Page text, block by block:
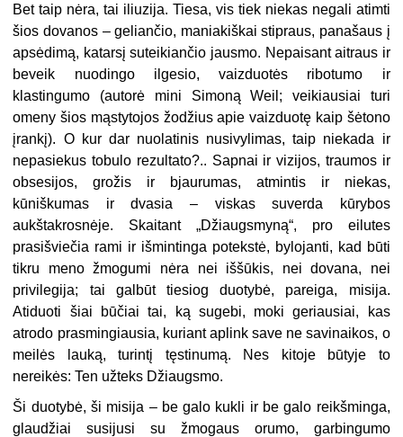
Bet taip nėra, tai iliuzija. Tiesa, vis tiek niekas negali atimti
šios dovanos – geliančio, maniakiškai stipraus, panašaus į
apsėdimą, katarsį suteikiančio jausmo. Nepaisant aitraus ir
beveik nuodingo ilgesio, vaizduotės ribotumo ir
klastingumo (autorė mini Simoną Weil; veikiausiai turi
omeny šios mąstytojos žodžius apie vaizduotę kaip šėtono
įrankį). O kur dar nuolatinis nusivylimas, taip niekada ir
nepasiekus tobulo rezultato?.. Sapnai ir vizijos, traumos ir
obsesijos, grožis ir bjaurumas, atmintis ir niekas,
kūniškumas ir dvasia – viskas suverda kūrybos
aukštakrosnėje. Skaitant „Džiaugsmyną“, pro eilutes
prasišviečia rami ir išmintinga potekstė, bylojanti, kad būti
tikru meno žmogumi nėra nei iššūkis, nei dovana, nei
privilegija; tai galbūt tiesiog duotybė, pareiga, misija.
Atiduoti šiai būčiai tai, ką sugebi, moki geriausiai, kas
atrodo prasmingiausia, kuriant aplink save ne savinaikos, o
meilės lauką, turintį tęstinumą. Nes kitoje būtyje to
nereikės: Ten užteks Džiaugsmo.
Ši duotybė, ši misija – be galo kukli ir be galo reikšminga,
glaudžiai susijusi su žmogaus orumo, garbingumo